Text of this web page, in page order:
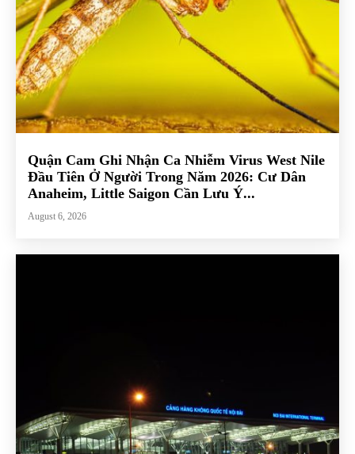
Quận Cam Ghi Nhận Ca Nhiễm Virus West Nile
Đầu Tiên Ở Người Trong Năm 2026: Cư Dân
Anaheim, Little Saigon Cần Lưu Ý...
August 6, 2026